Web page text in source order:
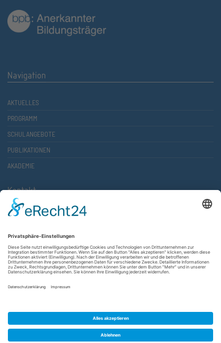
Navigation
AKTUELLES
PROGRAMM
SCHULANGEBOTE
PUBLIKATIONEN
AKADEMIE
Kontakt
Atlantische Akademie Rheinland-Pfalz e.V.
67657 Kaiserslautern
FON 0631 36610-0
FAX 0631 36610-15
©2026 Atlantische Akademie Rheinland-Pfalz e. V. |
Datenschutzerklärung|AGB